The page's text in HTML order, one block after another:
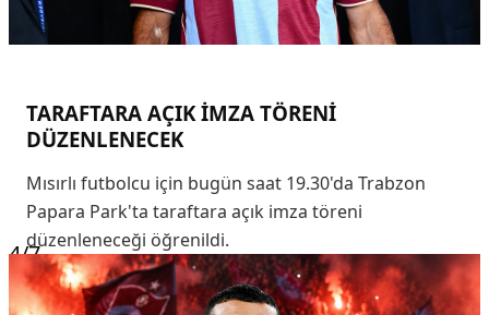
TARAFTARA AÇIK İMZA TÖRENİ
DÜZENLENECEK
Mısırlı futbolcu için bugün saat 19.30'da Trabzon
Papara Park'ta taraftara açık imza töreni
düzenleneceği öğrenildi.
4/7